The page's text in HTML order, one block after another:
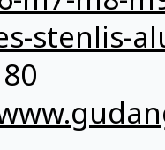
stenlis-